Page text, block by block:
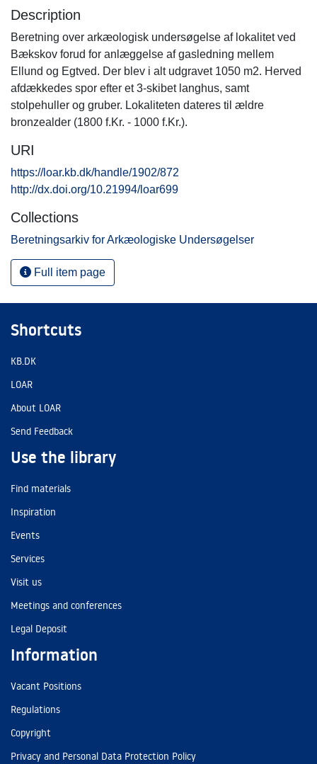
Description
Beretning over arkæologisk undersøgelse af lokalitet ved
Bækskov forud for anlæggelse af gasledning mellem
Ellund og Egtved. Der blev i alt udgravet 1050 m2. Herved
afdækkedes spor efter et 3-skibet langhus, samt
stolpehuller og gruber. Lokaliteten dateres til ældre
bronzealder (1800 f.Kr. - 1000 f.Kr.).
URI
https://loar.kb.dk/handle/1902/872
http://dx.doi.org/10.21994/loar699
Collections
Beretningsarkiv for Arkæologiske Undersøgelser
Full item page
Shortcuts
KB.DK
LOAR
About LOAR
Send Feedback
Use the library
Find materials
Inspiration
Events
Services
Visit us
Meetings and conferences
Legal Deposit
Information
Vacant Positions
Regulations
Copyright
Privacy and Personal Data Protection Policy